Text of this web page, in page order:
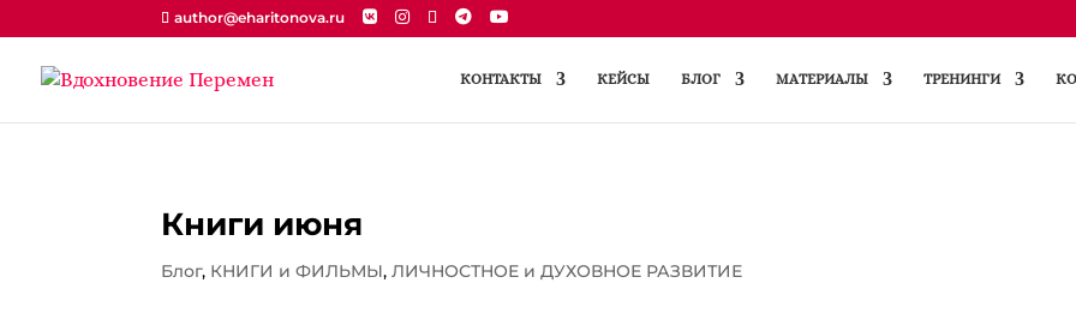
author@eharitonova.ru
КОНТАКТЫ КЕЙСЫ БЛОГ МАТЕРИАЛЫ ТРЕНИНГИ
Книги июня
Блог, КНИГИ и ФИЛЬМЫ,ЛИЧНОСТНОЕ и ДУХОВНОЕ РАЗВИТИЕ